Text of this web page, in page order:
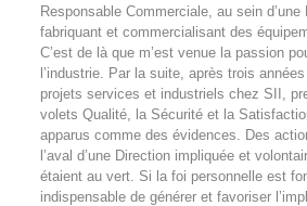
Responsable Commerciale, au sein
fabriquant et commercialisant des
C’est de là que m’est venue la passion
l’industrie. Par la suite, après trois
projets services et industriels chez SII,
volets Qualité, la Sécurité et la
apparus comme des évidences. Des
l’aval d’une Direction impliquée et
étaient au vert. Si la foi personnelle est
indispensable de générer et favoriser